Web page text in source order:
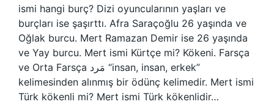
ismi hangi burç? Dizi oyuncularının yaşları ve
burçları ise şaşırttı. Afra Saraçoğlu 26 yaşında ve
Oğlak burcu. Mert Ramazan Demir ise 26 yaşında
ve Yay burcu. Mert ismi Kürtçe mi? Kökeni. Farsça
ve Orta Farsça مَرد‎ “insan, insan, erkek”
kelimesinden alınmış bir ödünç kelimedir. Mert ismi
Türk kökenli mi? Mert ismi Türk kökenlidir…